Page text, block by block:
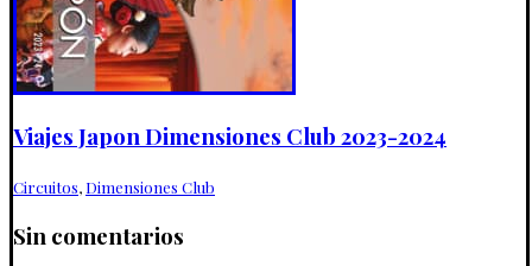
Viajes Japon Dimensiones Club 2023-2024
Circuitos, Dimensiones Club
Sin comentarios